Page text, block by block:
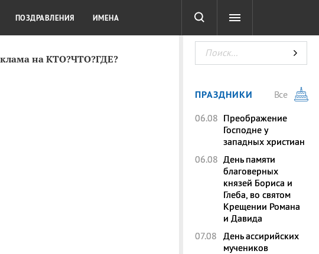
на КТО?ЧТО?ГДЕ?
КРАСОТА ТЕСТЫ
ПОЗДРАВЛЕНИЯ ИМЕНА
ПРАЗДНИКИ
Все
06.08 Преображение
Господне у
западных христиан
06.08 День памяти
благоверных
князей Бориса и
Глеба, во святом
Крещении Романа
и Давида
07.08 День ассирийских
мучеников